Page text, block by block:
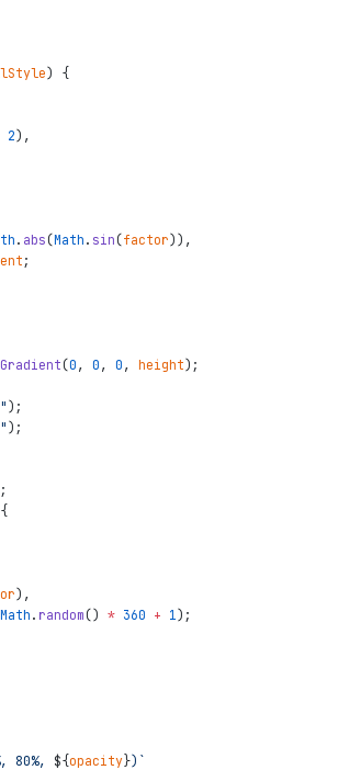
)
{
2) ,
. abs(Math . sin(factor) ) ,
;
(0 , 0 , 0 , height) ;
) ;
) ;
;
{
) ,
Math . random() * 360 + 1 ) ;
80%, ${opacity})`